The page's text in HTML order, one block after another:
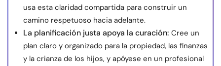
usa esta claridad compartida para construir un
camino respetuoso hacia adelante.
La planificación justa apoya la curación: Cree un
plan claro y organizado para la propiedad, las finanzas
y la crianza de los hijos, y apóyese en un profesional